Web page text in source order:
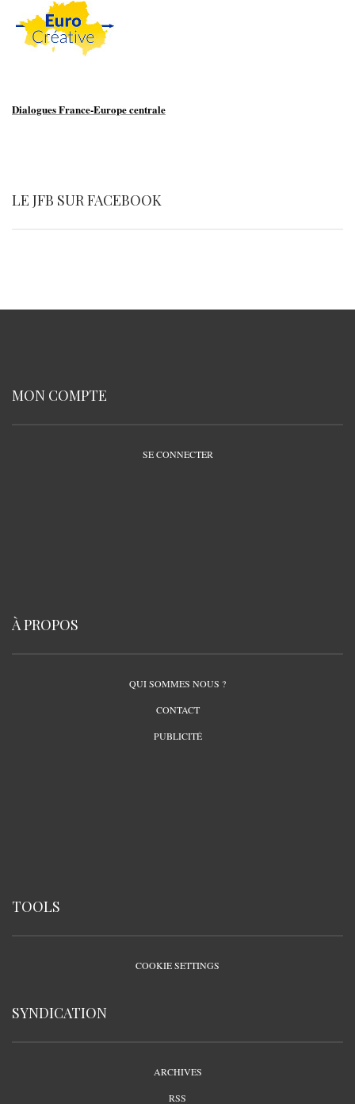
Dialogues France-Europe centrale
LE JFB SUR FACEBOOK
MON COMPTE
SE CONNECTER
À PROPOS
QUI SOMMES NOUS ?
CONTACT
PUBLICITÉ
TOOLS
COOKIE SETTINGS
SYNDICATION
ARCHIVES
RSS